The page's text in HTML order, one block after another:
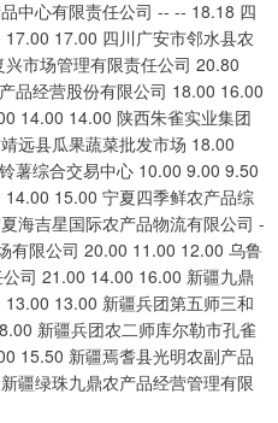
中心有限责任公司 -- -- 18.18 四
17.00 四川广安市邻水县农
市场管理有限责任公司 20.80
品经营股份有限公司 18.00 16.00
14.00 14.00 陕西朱雀实业集团
远县瓜果蔬菜批发市场 18.00
薯综合交易中心 10.00 9.00 9.50
15.00 宁夏四季鲜农产品综
海吉星国际农产品物流有限公司 -
有限公司 20.00 11.00 12.00 乌鲁
司 21.00 14.00 16.00 新疆九鼎
13.00 新疆兵团第五师三和
新疆兵团农二师库尔勒市孔雀
15.50 新疆焉耆县光明农副产品
疆绿珠九鼎农产品经营管理有限